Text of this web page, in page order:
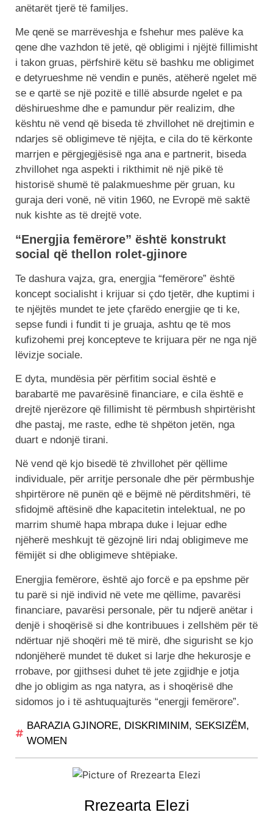
anëtarët tjerë të familjes.
Me qenë se marrëveshja e fshehur mes palëve ka
qene dhe vazhdon të jetë, që obligimi i njëjtë fillimisht
i takon gruas, përfshirë këtu së bashku me obligimet
e detyrueshme në vendin e punës, atëherë ngelet më
se e qartë se një pozitë e tillë absurde ngelet e pa
dëshirueshme dhe e pamundur për realizim, dhe
kështu në vend që biseda të zhvillohet në drejtimin e
ndarjes së obligimeve të njëjta, e cila do të kërkonte
marrjen e përgjegjësisë nga ana e partnerit, biseda
zhvillohet nga aspekti i rikthimit në një pikë të
historisë shumë të palakmueshme për gruan, ku
guraja deri vonë, në vitin 1960, ne Evropë më saktë
nuk kishte as të drejtë vote.
“Energjia femërore” është konstrukt
social që thellon rolet-gjinore
Te dashura vajza, gra, energjia “femërore” është
koncept socialisht i krijuar si çdo tjetër, dhe kuptimi i
te njëjtës mundet te jete çfarëdo energjie qe ti ke,
sepse fundi i fundit ti je gruaja, ashtu qe të mos
kufizohemi prej koncepteve te krijuara për ne nga një
lëvizje sociale.
E dyta, mundësia për përfitim social është e
barabartë me pavarësinë financiare, e cila është e
drejtë njerëzore që fillimisht të përmbush shpirtërisht
dhe pastaj, me raste, edhe të shpëton jetën, nga
duart e ndonjë tirani.
Në vend që kjo bisedë të zhvillohet për qëllime
individuale, për arritje personale dhe për përmbushje
shpirtërore në punën që e bëjmë në përditshmëri, të
sfidojmë aftësinë dhe kapacitetin intelektual, ne po
marrim shumë hapa mbrapa duke i lejuar edhe
njëherë meshkujt të gëzojnë liri ndaj obligimeve me
fëmijët si dhe obligimeve shtëpiake.
Energjia femërore, është ajo forcë e pa epshme për
tu parë si një individ në vete me qëllime, pavarësi
financiare, pavarësi personale, për tu ndjerë anëtar i
denjë i shoqërisë si dhe kontribuues i zellshëm për të
ndërtuar një shoqëri më të mirë, dhe sigurisht se kjo
ndonjëherë mundet të duket si larje dhe hekurosje e
rrobave, por gjithsesi duhet të jete zgjidhje e jotja
dhe jo obligim as nga natyra, as i shoqërisë dhe
sidomos jo i të ashtuquajturës “energji femërore”.
BARAZIA GJINORE, DISKRIMINIM, SEKSIZËM,
WOMEN
Rrezearta Elezi